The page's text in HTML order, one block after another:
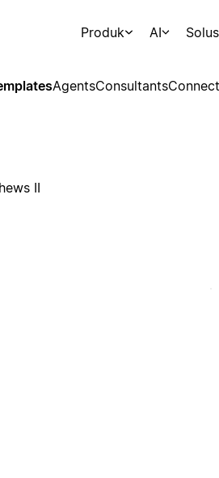
Produk AI
AgentsConsultants
II